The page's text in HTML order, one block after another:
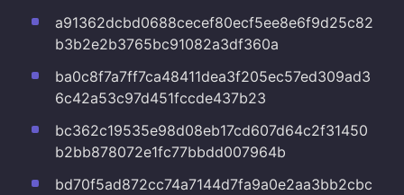
a91362dcbd0688cecef80ecf5ee8e6f9d25c82
b3b2e2b3765bc91082a3df360a
ba0c8f7a7ff7ca48411dea3f205ec57ed309ad3
6c42a53c97d451fccde437b23
bc362c19535e98d08eb17cd607d64c2f31450
b2bb878072e1fc77bbdd007964b
bd70f5ad872cc74a7144d7fa9a0e2aa3bb2cbc